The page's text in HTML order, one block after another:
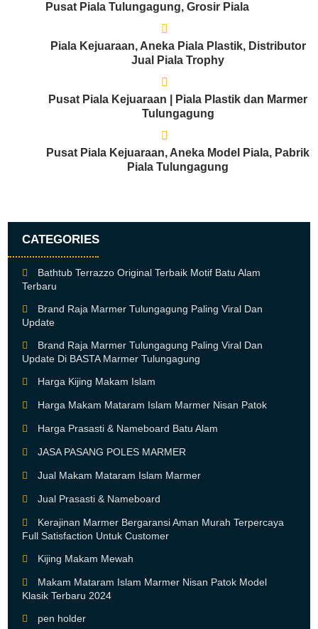
Pusat Piala Tulungagung, Grosir Piala
Piala Kejuaraan, Aneka Piala Plastik, Distributor
Jual Piala Trophy
Pusat Piala Kejuaraan | Piala Plastik dan Marmer
Tulungagung
Pusat Piala Kejuaraan, Aneka Model Piala, Pabrik
Piala Tulungagung
CATEGORIES
Bathtub Terrazzo Original Terbaik Motif Batu Alam
Terbaru
Brand Raja Marmer Tulungagung Paling Viral Dan
Update
Brand Raja Marmer Tulungagung Paling Viral Dan
Update Di BASTA Marmer Tulungagung
Harga Kijing Makam Islam
Harga Makam Mataram Islam Marmer Nisan Patok
Harga Prasasti & Nameboard Batu Alam
JASA PASANG POLES MARMER
Jual Makam Mataram Islam Marmer
Jual Prasasti & Nameboard
Kerajinan Marmer Bergaransi Aman Murah Terpercaya
Full Satisfaction Untuk Customer
Kijing Makam Mewah
Makam Mataram Islam Marmer Nisan Patok Model
Klasik Terbaru 2024
pen holder